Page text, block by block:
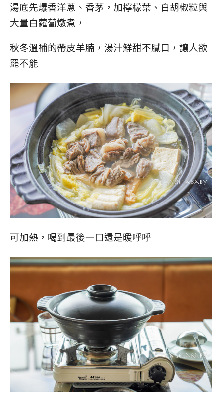
湯底先爆香洋蔥、香茅，加檸檬葉、白胡椒粒與
大量白蘿蔔燉煮，
秋冬溫補的帶皮羊腩，湯汁鮮甜不膩口，讓人欲
罷不能
可加熱，喝到最後一口還是暖呼呼